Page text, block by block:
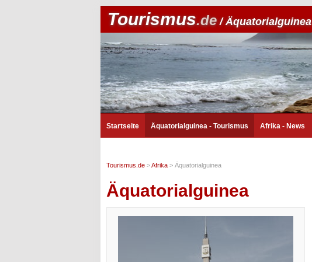
Tourismus.de/ Äquatorialguinea
Startseite Äquatorialguinea - Tourismus Afrika - News
Tourismus.de >Afrika > Äquatorialguinea
Äquatorialguinea